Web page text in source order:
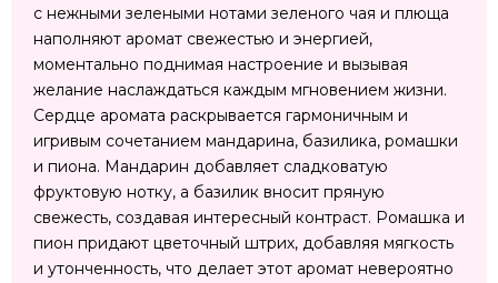
с нежными зелеными нотами зеленого чая и плюща
наполняют аромат свежестью и энергией,
моментально поднимая настроение и вызывая
желание наслаждаться каждым мгновением жизни.
Сердце аромата раскрывается гармоничным и
игривым сочетанием мандарина, базилика, ромашки
и пиона. Мандарин добавляет сладковатую
фруктовую нотку, а базилик вносит пряную
свежесть, создавая интересный контраст. Ромашка и
пион придают цветочный штрих, добавляя мягкость
и утонченность, что делает этот аромат невероятно